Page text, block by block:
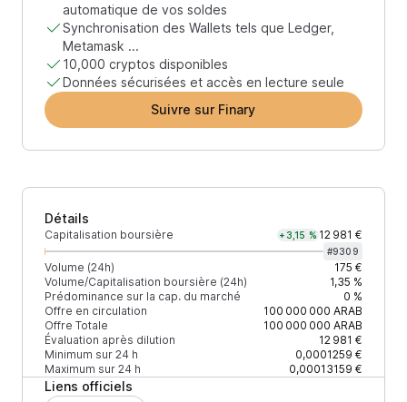
automatique de vos soldes
Synchronisation des Wallets tels que Ledger,
Metamask ...
10,000 cryptos disponibles
Données sécurisées et accès en lecture seule
Suivre sur Finary
Détails
Capitalisation boursière +3,15 % 12 981 €
#9309
Volume (24h)
175 €
Volume/Capitalisation boursière (24h)
1,35 %
Prédominance sur la cap. du marché
0 %
Offre en circulation
100 000 000 ARAB
Offre Totale
100 000 000 ARAB
Évaluation après dilution
12 981 €
Minimum sur 24 h
0,0001259 €
Maximum sur 24 h
0,00013159 €
Liens officiels